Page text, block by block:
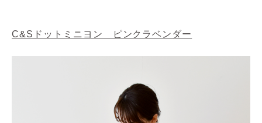
C&Sドットミニヨン ピンクラベンダー